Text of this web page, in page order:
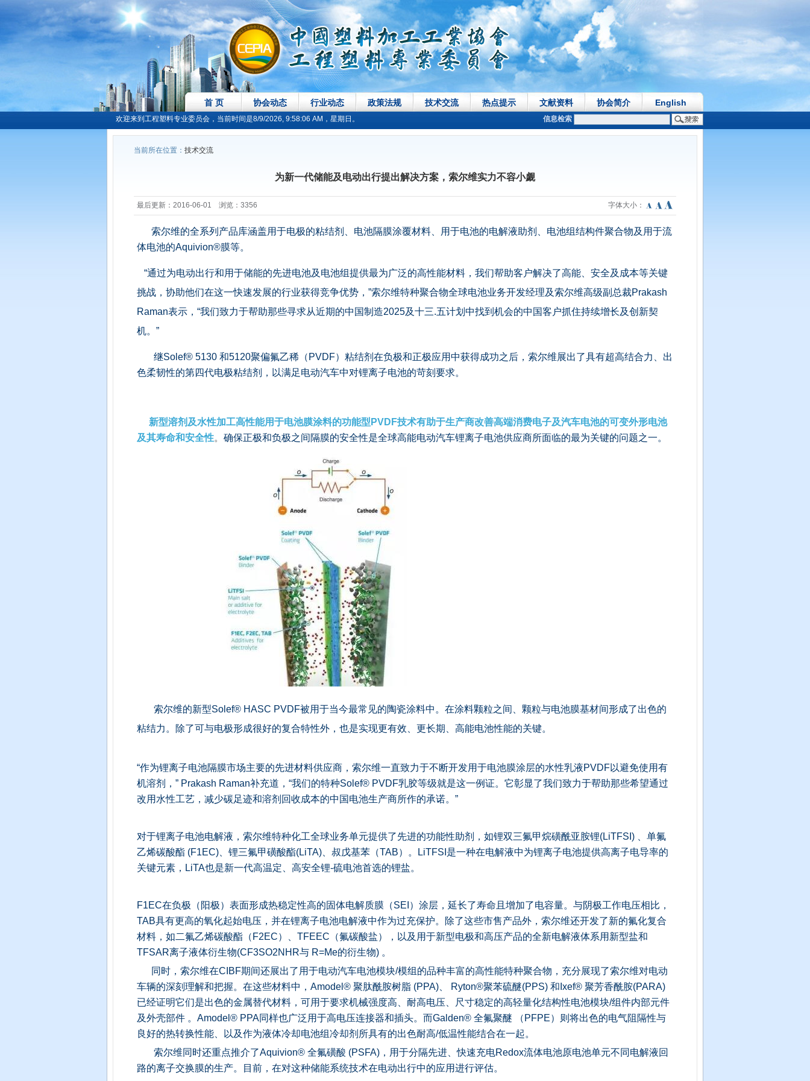
首 页 协会动态 行业动态 政策法规 技术交流 热点提示 文献资料 协会简介 English
欢迎来到工程塑料专业委员会，当前时间是8/9/2026, 9:58:06 AM，星期日。 信息检索
当前所在位置： 技术交流
为新一代储能及电动出行提出解决方案，索尔维实力不容小觑
最后更新：2016-06-01 浏览：3356 字体大小：
索尔维的全系列产品库涵盖用于电极的粘结剂、电池隔膜涂覆材料、用于电池的电解液助剂、电池组结构件聚合物及用于流
体电池的Aquivion®膜等。
“通过为电动出行和用于储能的先进电池及电池组提供最为广泛的高性能材料，我们帮助客户解决了高能、安全及成本等关键
挑战，协助他们在这一快速发展的行业获得竞争优势，”索尔维特种聚合物全球电池业务开发经理及索尔维高级副总裁Prakash
Raman表示，“我们致力于帮助那些寻求从近期的中国制造2025及十三.五计划中找到机会的中国客户抓住持续增长及创新契
机。”
继Solef® 5130 和5120聚偏氟乙稀（PVDF）粘结剂在负极和正极应用中获得成功之后，索尔维展出了具有超高结合力、出
色柔韧性的第四代电极粘结剂，以满足电动汽车中对锂离子电池的苛刻要求。
新型溶剂及水性加工高性能用于电池膜涂料的功能型PVDF技术有助于生产商改善高端消费电子及汽车电池的可变外形电池
及其寿命和安全性。 确保正极和负极之间隔膜的安全性是全球高能电动汽车锂离子电池供应商所面临的最为关键的问题之一。
索尔维的新型Solef® HASC PVDF被用于当今最常见的陶瓷涂料中。在涂料颗粒之间、颗粒与电池膜基材间形成了出色的
粘结力。除了可与电极形成很好的复合特性外，也是实现更有效、更长期、高能电池性能的关键。
“作为锂离子电池隔膜市场主要的先进材料供应商，索尔维一直致力于不断开发用于电池膜涂层的水性乳液PVDF以避免使用有
机溶剂，” Prakash Raman补充道，“我们的特种Solef® PVDF乳胶等级就是这一例证。它彰显了我们致力于帮助那些希望通过
改用水性工艺，减少碳足迹和溶剂回收成本的中国电池生产商所作的承诺。”
对于锂离子电池电解液，索尔维特种化工全球业务单元提供了先进的功能性助剂，如锂双三氟甲烷磺酰亚胺锂(LiTFSI) 、单氟
乙烯碳酸酯 (F1EC)、锂三氟甲磺酸酯(LiTA)、叔戊基苯（TAB）。LiTFSI是一种在电解液中为锂离子电池提供高离子电导率的
关键元素，LiTA也是新一代高温定、高安全锂-硫电池首选的锂盐。
F1EC在负极（阳极）表面形成热稳定性高的固体电解质膜（SEI）涂层，延长了寿命且增加了电容量。与阴极工作电压相比，
TAB具有更高的氧化起始电压，并在锂离子电池电解液中作为过充保护。除了这些市售产品外，索尔维还开发了新的氟化复合
材料，如二氟乙烯碳酸酯（F2EC）、TFEEC（氟碳酸盐），以及用于新型电极和高压产品的全新电解液体系用新型盐和
TFSAR离子液体衍生物(CF3SO2NHR与 R=Me的衍生物) 。
同时，索尔维在CIBF期间还展出了用于电动汽车电池模块/模组的品种丰富的高性能特种聚合物，充分展现了索尔维对电动
车辆的深刻理解和把握。在这些材料中，Amodel® 聚肽酰胺树脂 (PPA)、 Ryton®聚苯硫醚(PPS) 和Ixef® 聚芳香酰胺(PARA)
已经证明它们是出色的金属替代材料，可用于要求机械强度高、耐高电压、尺寸稳定的高轻量化结构性电池模块/组件内部元件
及外壳部件 。Amodel® PPA同样也广泛用于高电压连接器和插头。而Galden® 全氟聚醚 （PFPE）则将出色的电气阻隔性与
良好的热转换性能、以及作为液体冷却电池组冷却剂所具有的出色耐高/低温性能结合在一起。
索尔维同时还重点推介了Aquivion® 全氟磺酸 (PSFA)，用于分隔先进、快速充电Redox流体电池原电池单元不同电解液回
路的离子交换膜的生产。目前，在对这种储能系统技术在电动出行中的应用进行评估。